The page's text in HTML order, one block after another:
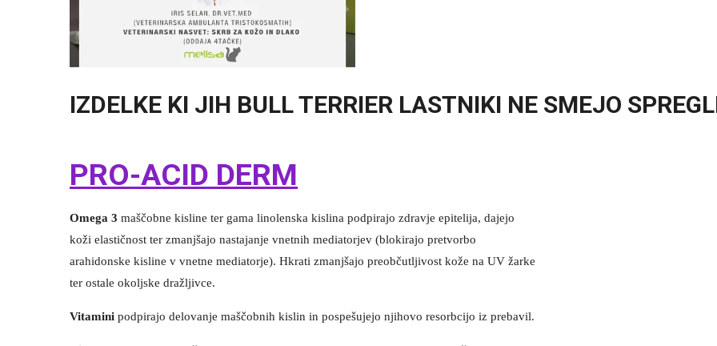
IZDELKE KI JIH BULL TERRIER LASTNIKI NE SMEJO
PRO-ACID DERM
Omega 3 maščobne kisline ter gama linolenska kislina podpirajo zdravje epitelija, dajejo
koži elastičnost ter zmanjšajo nastajanje vnetnih mediatorjev (blokirajo pretvorbo
arahidonske kisline v vnetne mediatorje). Hkrati zmanjšajo preobčutljivost kože na UV žarke
ter ostale okoljske dražljivce.
Vitamini podpirajo delovanje maščobnih kislin in pospešujejo njihovo resorbcijo iz prebavil.